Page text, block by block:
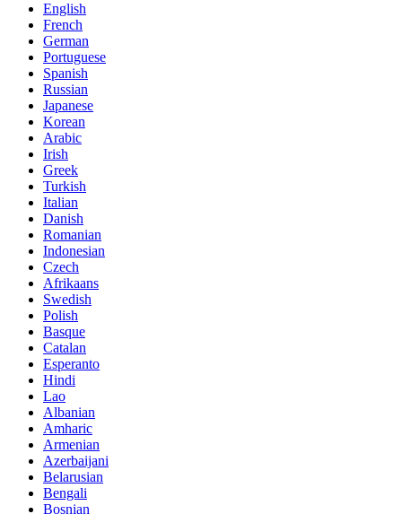
English
French
German
Portuguese
Spanish
Russian
Japanese
Korean
Arabic
Irish
Greek
Turkish
Italian
Danish
Romanian
Indonesian
Czech
Afrikaans
Swedish
Polish
Basque
Catalan
Esperanto
Hindi
Lao
Albanian
Amharic
Armenian
Azerbaijani
Belarusian
Bengali
Bosnian